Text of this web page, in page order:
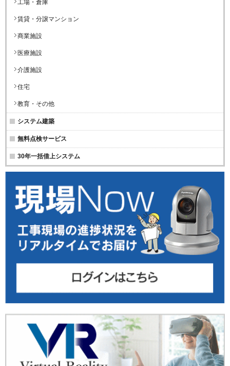
工場・倉庫
賃貸・分譲マンション
商業施設
医療施設
介護施設
住宅
教育・その他
システム建築
無料点検サービス
30年一括借上システム